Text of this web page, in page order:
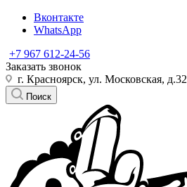
Вконтакте
WhatsApp
+7 967 612-24-56
Заказать звонок
г. Красноярск, ул. Московская, д.32
Поиск